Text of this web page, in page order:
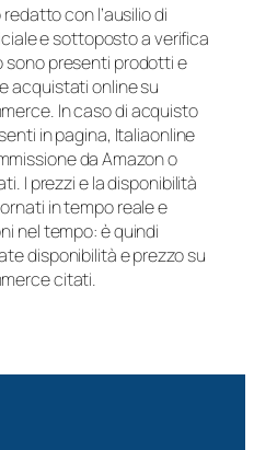
con l’ausilio di
e sottoposto a verifica
sono presenti prodotti e
acquistati online su
In caso di acquisto
in pagina, Italiaonline
da Amazon o
I prezzi e la disponibilità
in tempo reale e
nel tempo: è quindi
disponibilità e prezzo su
citati.